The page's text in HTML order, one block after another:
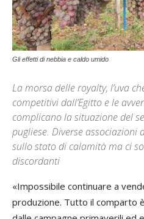
Gli effetti di nebbia e caldo umido
La morsa delle royalty, l’uva
competitivi dall’Egitto e le
complicano la situazione del
pugliese. Diverse
sullo stato di calamità ma ci
discordanti
«Impossibile continuare a
produzione. Tutto il comparto